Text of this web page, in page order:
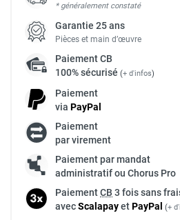
* généralement constaté
Garantie 25 ans
Pièces et main d’œuvre
PaiementCB
100% sécurisé (+ d'infos)
Paiement
via PayPal
Paiement
par virement
Paiement par mandat
administratif ou Chorus Pro
PaiementCB 3 fois sans
avecScalapayetPayPal (+